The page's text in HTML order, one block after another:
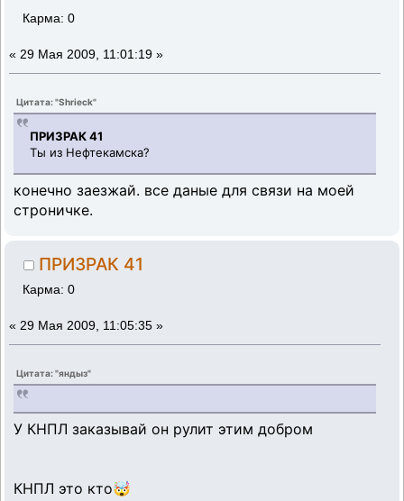
Карма: 0
« 29 Мая 2009, 11:01:19 »
Цитата: "Shrieck"
ПРИЗРАК 41
Ты из Нефтекамска?
конечно заезжай. все даные для связи на моей
строничке.
ПРИЗРАК 41
Карма: 0
« 29 Мая 2009, 11:05:35 »
Цитата: "яндыз"
У КНПЛ заказывай он рулит этим добром
КНПЛ это кто🤯